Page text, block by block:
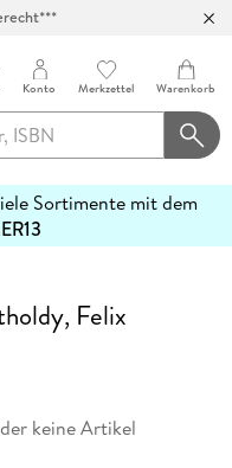
Konto Merkzettel Warenkorb
Sortimente mit dem
Felix
keine Artikel